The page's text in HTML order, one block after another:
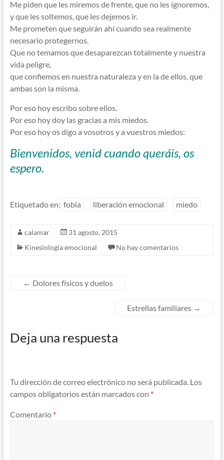
Me piden que les miremos de frente, que no les ignoremos,
y que les soltemos, que les dejemos ir.
Me prometen que seguirán ahí cuando sea realmente
necesario protegernos.
Que no temamos que desaparezcan totalmente y nuestra
vida peligre,
que confiemos en nuestra naturaleza y en la de ellos, que
ambas son la misma.
Por eso hoy escribo sobre ellos.
Por eso hoy doy las gracias a mis miedos.
Por eso hoy os digo a vosotros y a vuestros miedos:
Bienvenidos, venid cuando queráis, os
espero.
Etiquetado en: fobia liberación emocional miedo
calamar
31 agosto, 2015
Kinesiología emocional
No hay comentarios
← Dolores físicos y duelos
Estrellas familiares →
Deja una respuesta
Tu dirección de correo electrónico no será publicada. Los
campos obligatorios están marcados con *
Comentario *